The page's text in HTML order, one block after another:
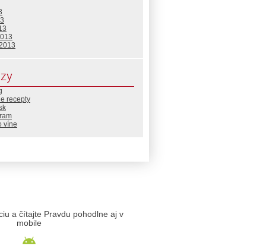
recepty
víne
a čítajte Pravdu pohodlne aj v
mobile